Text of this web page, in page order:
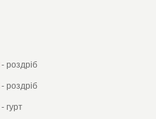
- роздріб
- роздріб
- гурт